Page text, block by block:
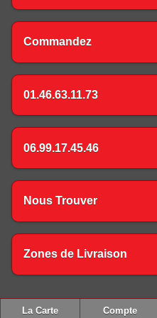
Commandez
01.46.63.11.73
06.99.17.45.46
Nous Trouver
Zones de Livraison
La Carte Compte